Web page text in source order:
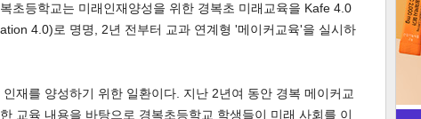
초등학교는 미래인재양성을 위한 경복초 미래교육을 Kafe 4.0
4.0)로 명명, 2년 전부터 교과 연계형 '메이커교육'을 실시하
재를 양성하기 위한 일환이다. 지난 2년여 동안 경복 메이커교
교육 내용을 바탕으로 경복초등학교 학생들이 미래 사회를 이